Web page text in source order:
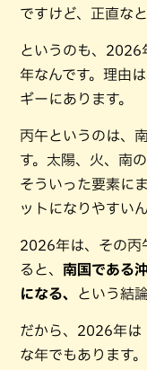
ですけど、正直な
というのも、2026
年なんです。理由
ギーにあります。
丙午というのは、
す。太陽、火、南の
そういった要素に
ットになりやすい
2026年は、その丙
ると、 南国である
になる、
という結
だから、2026年は
な年でもあります。